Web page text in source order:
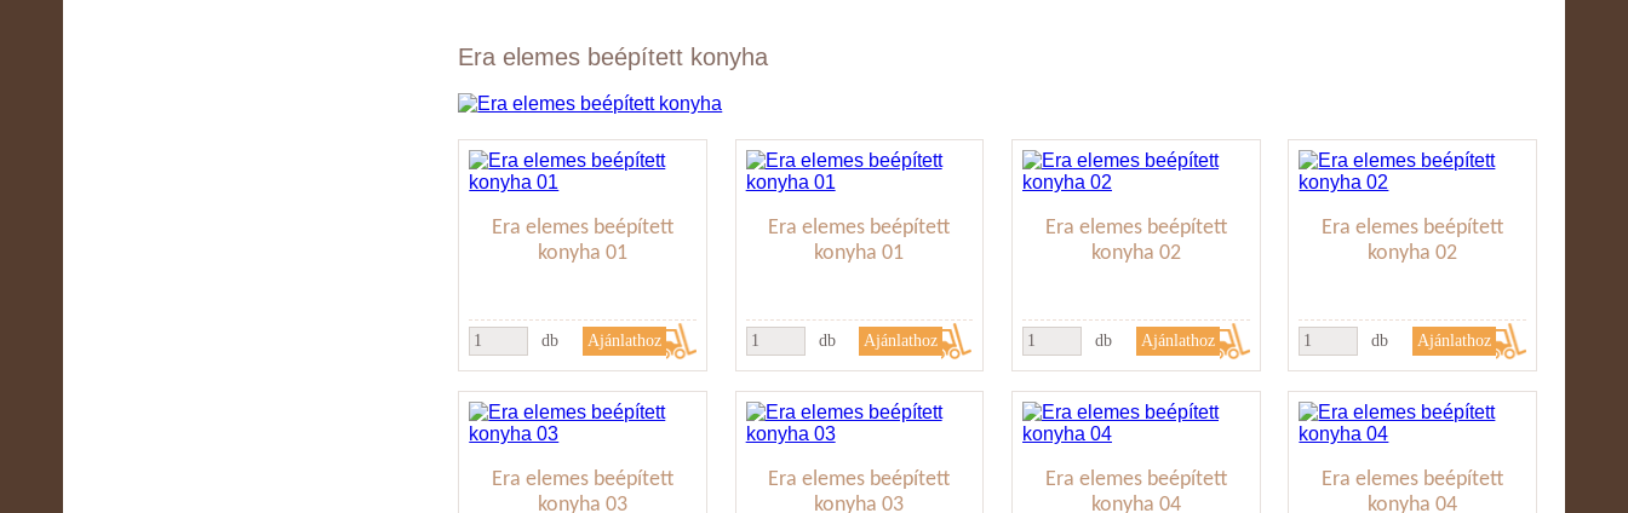
Era elemes beépített konyha
Era elemes beépített
konyha 01
db
Era elemes beépített
konyha 01
db
Era elemes beépített
konyha 02
db
Era elemes beépített
konyha 02
db
Era elemes beépített
konyha 03
Era elemes beépített
konyha 03
Era elemes beépített
konyha 04
Era elemes beépített
konyha 04